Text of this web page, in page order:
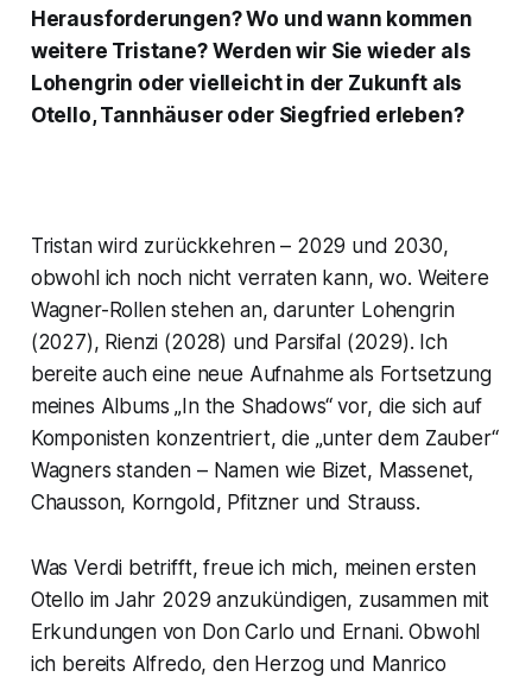
Herausforderungen? Wo und wann kommen
weitere Tristane? Werden wir Sie wieder als
Lohengrin oder vielleicht in der Zukunft als
Otello, Tannhäuser oder Siegfried erleben?
Tristan wird zurückkehren – 2029 und 2030,
obwohl ich noch nicht verraten kann, wo. Weitere
Wagner-Rollen stehen an, darunter Lohengrin
(2027), Rienzi (2028) und Parsifal (2029). Ich
bereite auch eine neue Aufnahme als Fortsetzung
meines Albums „In the Shadows“ vor, die sich auf
Komponisten konzentriert, die „unter dem Zauber“
Wagners standen – Namen wie Bizet, Massenet,
Chausson, Korngold, Pfitzner und Strauss.
Was Verdi betrifft, freue ich mich, meinen ersten
Otello im Jahr 2029 anzukündigen, zusammen mit
Erkundungen von Don Carlo und Ernani. Obwohl
ich bereits Alfredo, den Herzog und Manrico